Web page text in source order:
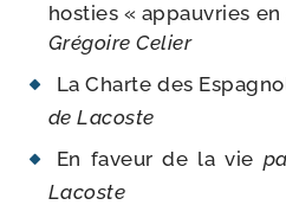
hos­ties « appau­vries
Grégoire Celier
La Charte des
de Lacoste
En faveur de la vie
Lacoste